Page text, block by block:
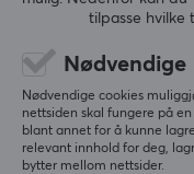
FORBINDELSE
Bluetooth
Trådløs
0.0
Basert på 0 vurderinger
4
2
tilpasse hvilke
Nødvendige
Nødvendige cookies
nettsiden skal fungere på
blant annet for å kunne
relevant innhold for deg,
bytter mellom nettsider.